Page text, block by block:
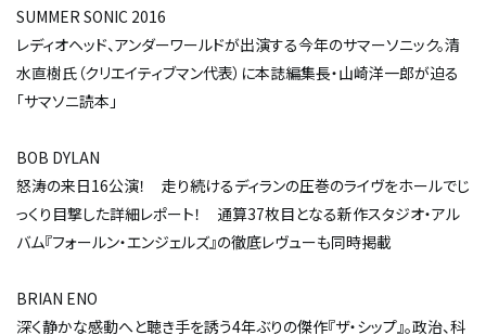
SUMMER SONIC 2016
レディオヘッド、アンダーワールドが出演する今年のサマーソニック。清
水直樹氏（クリエイティブマン代表）に本誌編集長・山崎洋一郎が迫る
「サマソニ読本」
BOB DYLAN
怒涛の来日16公演！ 走り続けるディランの圧巻のライヴをホールでじ
っくり目撃した詳細レポート！ 通算37枚目となる新作スタジオ・アル
バム『フォールン・エンジェルズ』の徹底レヴューも同時掲載
BRIAN ENO
深く静かな感動へと聴き手を誘う4年ぶりの傑作『ザ・シップ』。政治、科